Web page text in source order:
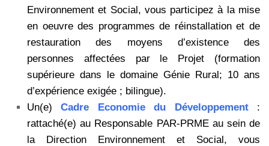
Environnement et Social, vous participez à la mise
en oeuvre des programmes de réinstallation et de
restauration des moyens d’existence des
personnes affectées par le Projet (formation
supérieure dans le domaine Génie Rural; 10 ans
d’expérience exigée ; bilingue).
Un(e)Cadre Economie du Développement:
rattaché(e) au Responsable PAR-PRME au sein de
la Direction Environnement et Social, vous